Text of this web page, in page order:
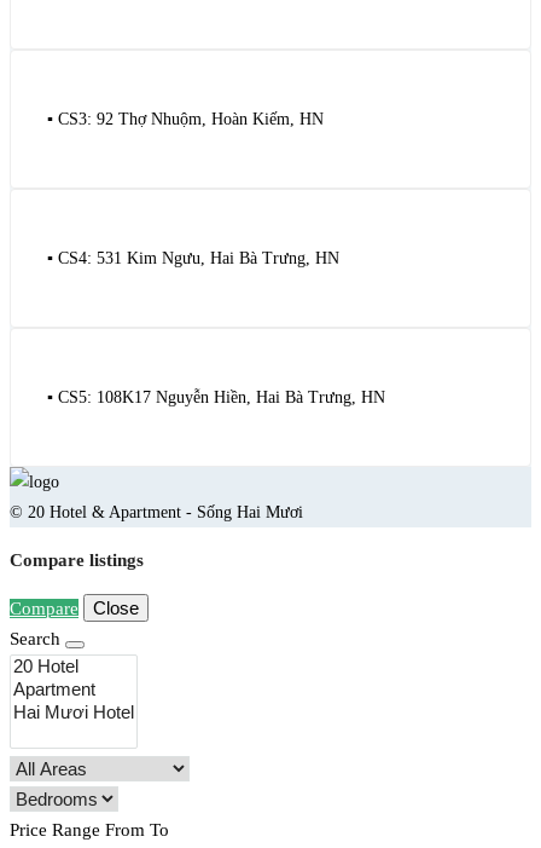
▪️ CS3: 92 Thợ Nhuộm, Hoàn Kiếm, HN
▪️ CS4: 531 Kim Ngưu, Hai Bà Trưng, HN
▪️ CS5: 108K17 Nguyễn Hiền, Hai Bà Trưng, HN
© 20 Hotel & Apartment - Sống Hai Mươi
Compare listings
Compare Close
Search
Price Range From To